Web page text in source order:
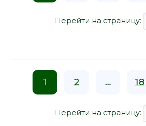
Перейти на страницу:
1 2 ... 18
Перейти на страницу: